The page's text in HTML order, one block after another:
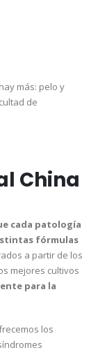
más: pelo y
de
China
cada patología
fórmulas
a partir de los
mejores cultivos
para la
los